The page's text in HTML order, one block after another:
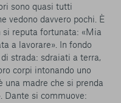
sono quasi tutti
vedono davvero pochi. È
reputa fortunata: «Mia
a lavorare». In fondo
strada: sdraiati a terra,
corpi intonando uno
madre che si prenda
Dante si commuove: